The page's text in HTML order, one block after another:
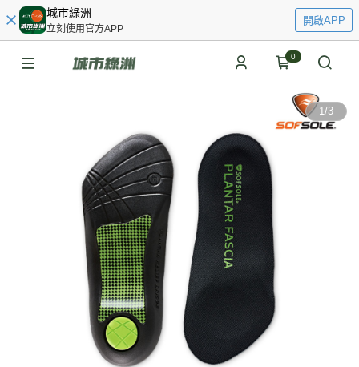
城市綠洲
立刻使用官方APP
開啟APP
0
1/3